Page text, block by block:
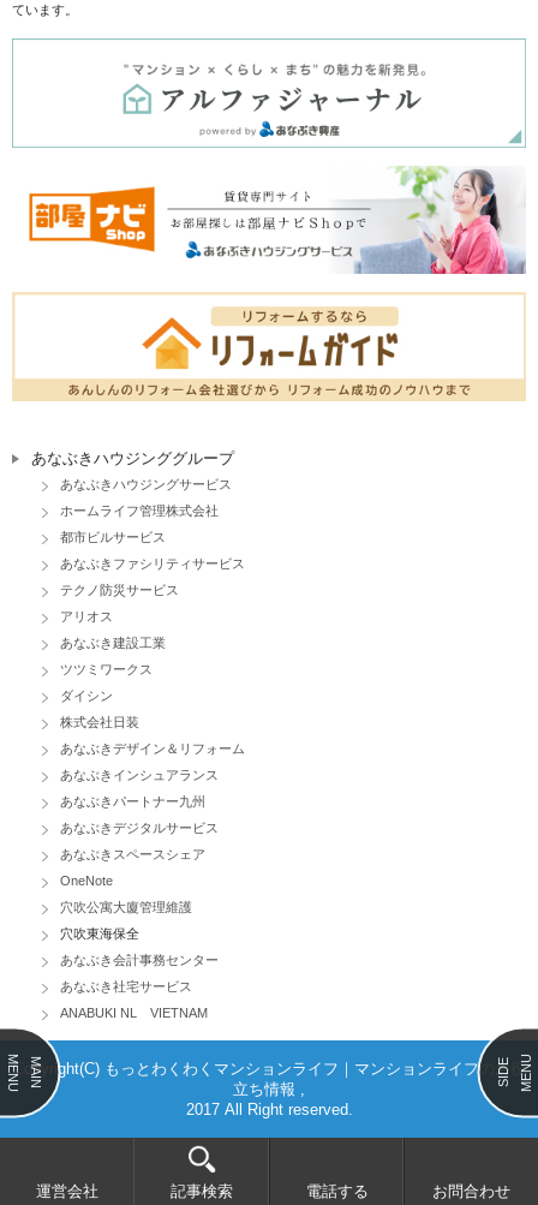
ています。
あなぶきハウジンググループ
あなぶきハウジングサービス
ホームライフ管理株式会社
都市ビルサービス
あなぶきファシリティサービス
テクノ防災サービス
アリオス
あなぶき建設工業
ツツミワークス
ダイシン
株式会社日装
あなぶきデザイン＆リフォーム
あなぶきインシュアランス
あなぶきパートナー九州
あなぶきデジタルサービス
あなぶきスペースシェア
OneNote
穴吹公寓大廈管理維護
穴吹東海保全
あなぶき会計事務センター
あなぶき社宅サービス
ANABUKI NL VIETNAM
Copyright(C) もっとわくわくマンションライフ｜マンションライフのお役
立ち情報 ,
2017 All Right reserved.
運営会社 記事検索 電話する お問合わせ
MAIN
MENU SIDE MENU